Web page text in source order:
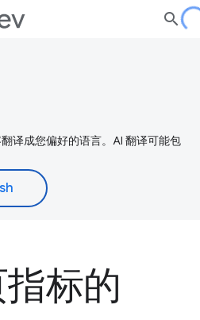
译成您偏好的语言。AI 翻译可能包
标的